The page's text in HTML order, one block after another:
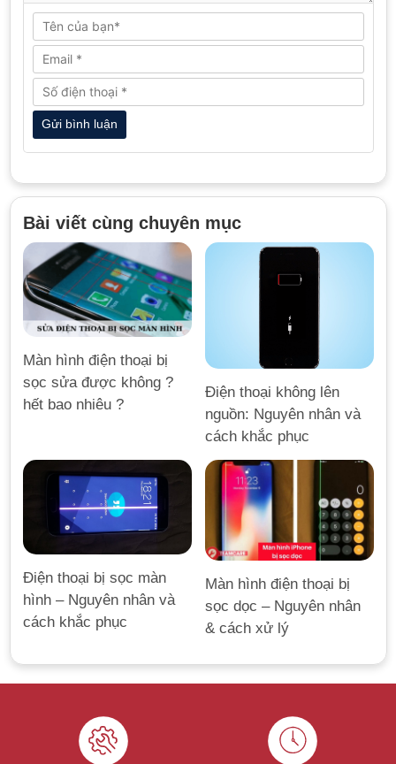
Bài viết cùng chuyên mục
Màn hình điện thoại bị
sọc sửa được không ?
hết bao nhiêu ?
Điện thoại không lên
nguồn: Nguyên nhân và
cách khắc phục
Điện thoại bị sọc màn
hình – Nguyên nhân và
cách khắc phục
Màn hình điện thoại bị
sọc dọc – Nguyên nhân
& cách xử lý